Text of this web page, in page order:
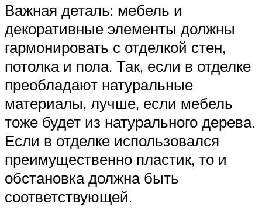
Важная деталь: мебель и
декоративные элементы должны
гармонировать с отделкой стен,
потолка и пола. Так, если в отделке
преобладают натуральные
материалы, лучше, если мебель
тоже будет из натурального дерева.
Если в отделке использовался
преимущественно пластик, то и
обстановка должна быть
соответствующей.